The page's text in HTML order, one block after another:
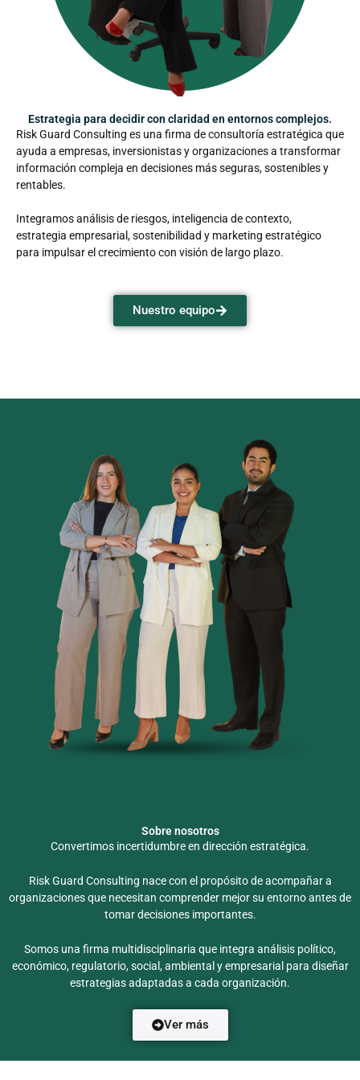
Estrategia para decidir con claridad en entornos complejos.
Risk Guard Consulting es una firma de consultoría estratégica que
ayuda a empresas, inversionistas y organizaciones a transformar
información compleja en decisiones más seguras, sostenibles y
rentables.
Integramos análisis de riesgos, inteligencia de contexto,
estrategia empresarial, sostenibilidad y marketing estratégico
para impulsar el crecimiento con visión de largo plazo.
Nuestro equipo
Sobre nosotros
Convertimos incertidumbre en dirección estratégica.
Risk Guard Consulting nace con el propósito de acompañar a
organizaciones que necesitan comprender mejor su entorno antes de
tomar decisiones importantes.
Somos una firma multidisciplinaria que integra análisis político,
económico, regulatorio, social, ambiental y empresarial para diseñar
estrategias adaptadas a cada organización.
Ver más